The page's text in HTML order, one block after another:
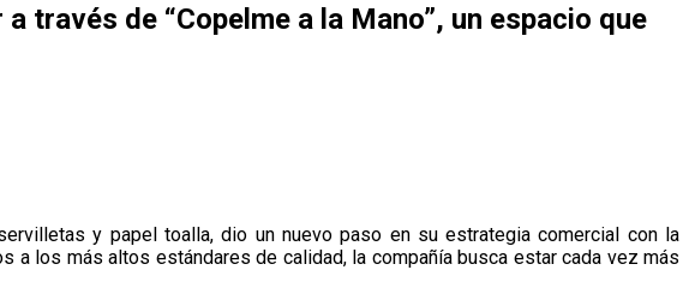
través de “Copelme a la Mano”, un espacio que
y papel toalla, dio un nuevo paso en su estrategia comercial con la
a los más altos estándares de calidad, la compañía busca estar cada vez más